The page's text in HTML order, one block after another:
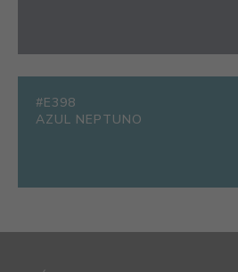
#E398
AZUL NEPTUNO